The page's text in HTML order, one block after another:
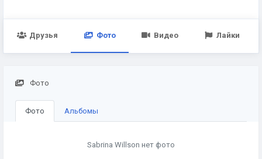
Друзья Фото Видео Лайки
Фото
Фото Альбомы
Sabrina Willson нет фото